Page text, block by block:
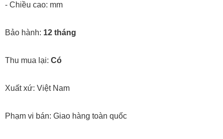
- Chiều cao: mm
Bảo hành: 12 tháng
Thu mua lại: Có
Xuất xứ: Việt Nam
Phạm vi bán: Giao hàng toàn quốc